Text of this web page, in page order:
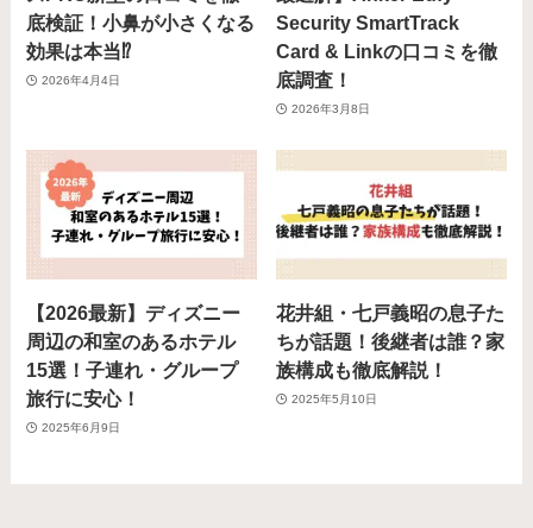
底検証！小鼻が小さくなる
効果は本当⁉️
2026年4月4日
Security SmartTrack
Card & Linkの口コミを徹
底調査！
2026年3月8日
【2026最新】ディズニー
周辺の和室のあるホテル
15選！子連れ・グループ
旅行に安心！
2025年6月9日
花井組・七戸義昭の息子た
ちが話題！後継者は誰？家
族構成も徹底解説！
2025年5月10日